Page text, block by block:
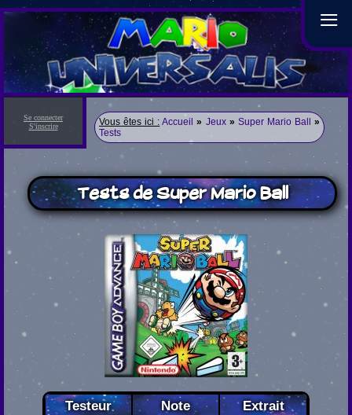
≡
Se connecter
S'inscrire
Vous êtes ici : Accueil » Jeux » Super Mario Ball
»
Tests
Tests de Super Mario Ball
Testeur Note Extrait